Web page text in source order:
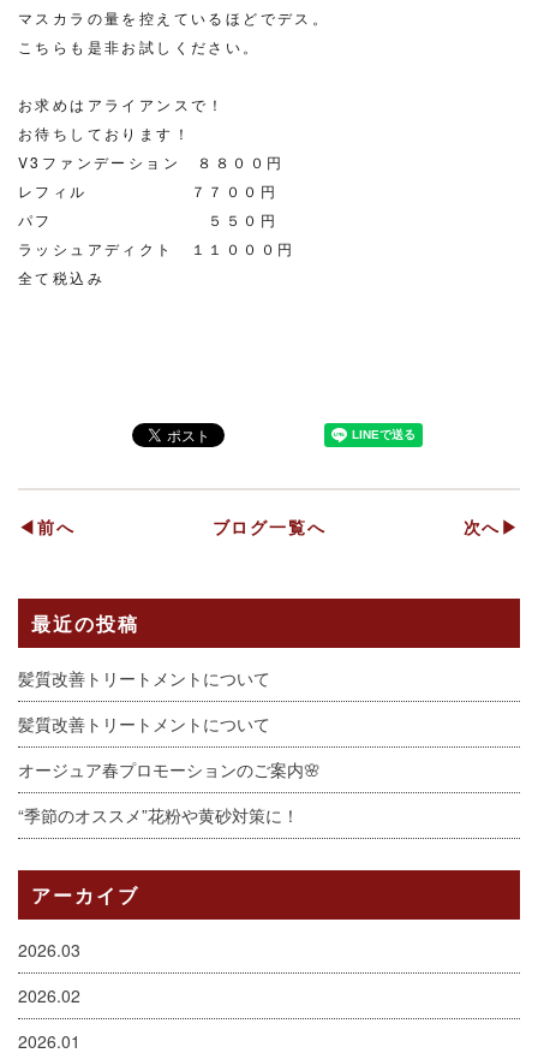
マスカラの量を控えているほどでデス。
こちらも是非お試しください。
お求めはアライアンスで！
お待ちしております！
V3ファンデーション ８８００円
レフィル ７７００円
パフ ５５０円
ラッシュアディクト １１０００円
全て税込み
◀前へ ブログ一覧へ 次へ▶
最近の投稿
髪質改善トリートメントについて
髪質改善トリートメントについて
オージュア春プロモーションのご案内🌸
“季節のオススメ”花粉や黄砂対策に！
アーカイブ
2026.03
2026.02
2026.01